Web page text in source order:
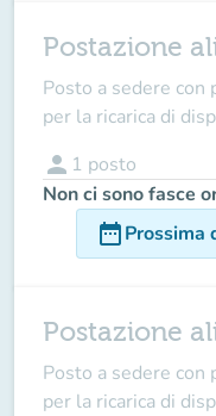
Postazione
Posto a sedere
per la ricarica di
person 1 posto
Non ci sono fasce
date_rangeProssima
Postazione
Posto a sedere
per la ricarica di